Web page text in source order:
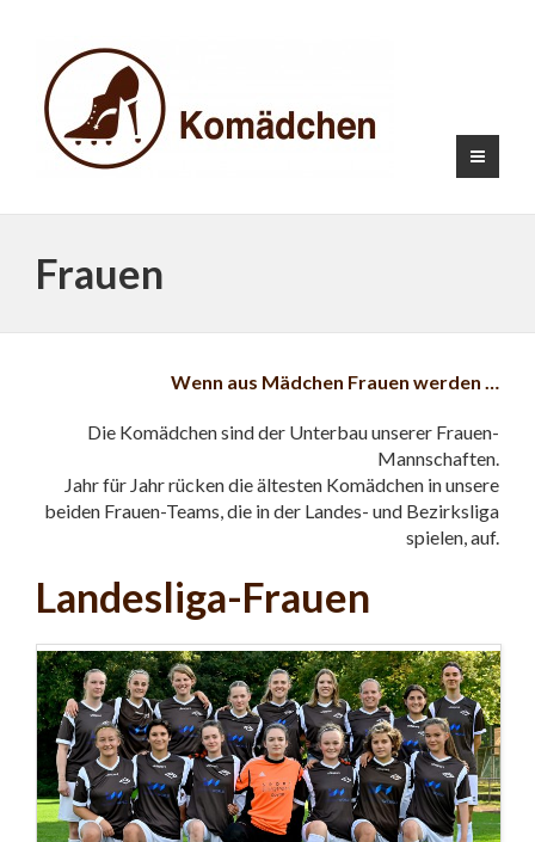
Frauen
Wenn aus Mädchen Frauen werden …
Die Komädchen sind der Unterbau unserer Frauen-
Mannschaften.
Jahr für Jahr rücken die ältesten Komädchen in unsere
beiden Frauen-Teams, die in der Landes- und Bezirksliga
spielen, auf.
Landesliga-Frauen